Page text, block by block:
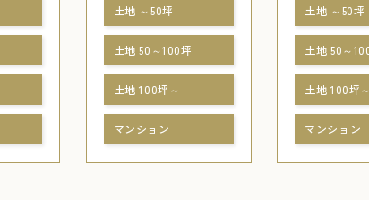
土地 ～50坪
土地 50～100坪
土地 100坪～
マンション
土地 ～50坪
土地 50～
土地 100坪
マンション